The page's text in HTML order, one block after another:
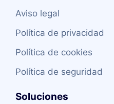
Aviso legal
Política de privacidad
Política de cookies
Política de seguridad
Soluciones